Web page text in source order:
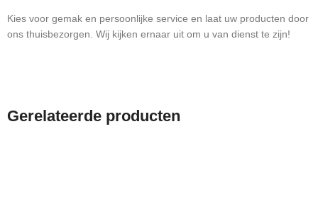
Kies voor gemak en persoonlijke service en laat uw producten door
ons thuisbezorgen. Wij kijken ernaar uit om u van dienst te zijn!
Gerelateerde producten